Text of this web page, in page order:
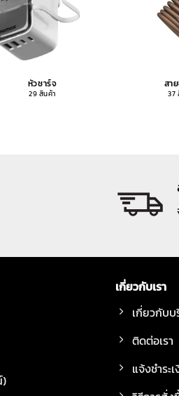
หัวชาร์จ
29 สินค้า
สา
37
)
เกี่ยวกับเรา
เกี่ยวกับ
ติดต่อเรา
แจ้งชำระ